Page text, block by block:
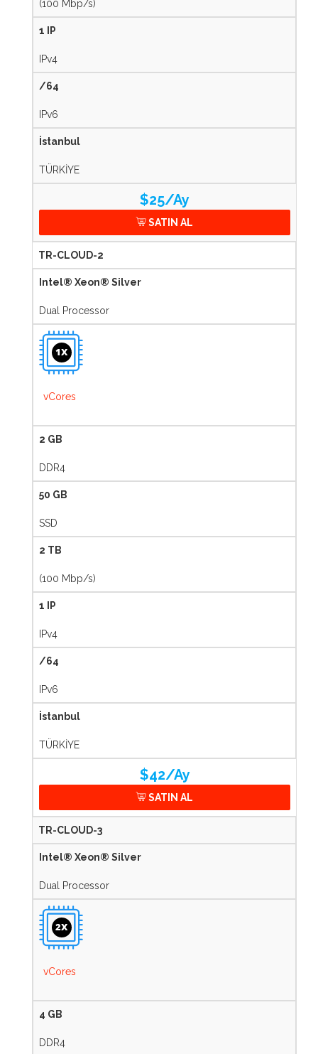
(100 Mbp/s)
1 IP
IPv4
/64
IPv6
İstanbul
TÜRKİYE
$25/Ay
SATIN AL
TR-CLOUD-2
Intel® Xeon® Silver
Dual Processor
1X
vCores
2 GB
DDR4
50 GB
SSD
2 TB
(100 Mbp/s)
1 IP
IPv4
/64
IPv6
İstanbul
TÜRKİYE
$42/Ay
SATIN AL
TR-CLOUD-3
Intel® Xeon® Silver
Dual Processor
2X
vCores
4 GB
DDR4